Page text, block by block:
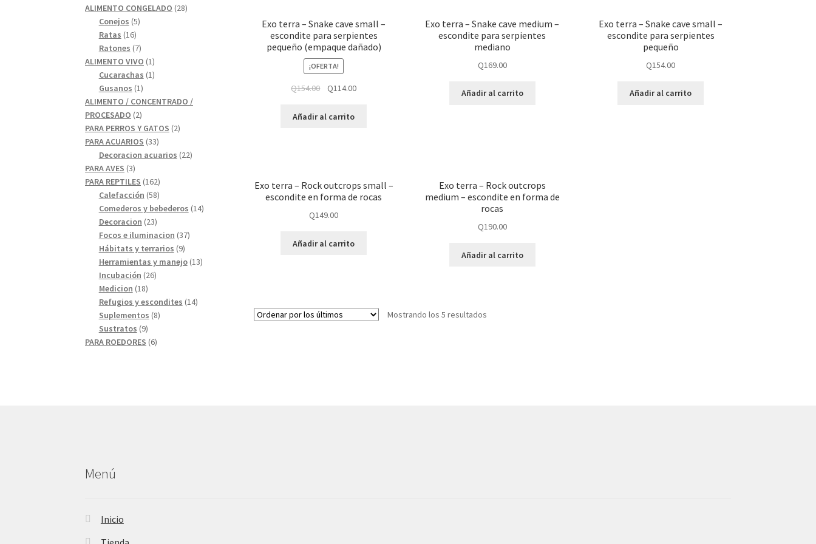
Exo terra – Snake cave small –
escondite para serpientes
pequeño (empaque dañado)
¡OFERTA!
Q154.00 Q114.00
Añadir al carrito
Exo terra – Snake cave medium –
escondite para serpientes
mediano
Q169.00
Añadir al carrito
Exo terra – Snake cave small –
escondite para serpientes
pequeño
Q154.00
Añadir al carrito
Exo terra – Rock outcrops small –
escondite en forma de rocas
Q149.00
Añadir al carrito
Exo terra – Rock outcrops
medium – escondite en forma de
rocas
Q190.00
Añadir al carrito
Mostrando los 5 resultados
ALIMENTO CONGELADO 2828
Conejos 55
Ratas 1616
productos
Ratones 77
productos
ALIMENTO VIVO 11
producto
Cucarachas 11
Gusanos 11
producto
ALIMENTO / CONCENTRADO /
PROCESADO 22
productos
PARA PERROS Y GATOS 22
PARA ACUARIOS 3333
productos
Decoracion acuarios 2222
PARA AVES 33
productos
PARA REPTILES 162162
productos
Calefacción 5858
productos
Comederos y bebederos 1414
Decoracion 2323
productos
Focos e iluminacion 3737
Hábitats y terrarios 99
productos
Herramientas y manejo 1313
Incubación 2626
Medicion 1818
productos
Refugios y escondites 1414
Suplementos 88
Sustratos 99
productos
PARA ROEDORES 66
Menú
Inicio